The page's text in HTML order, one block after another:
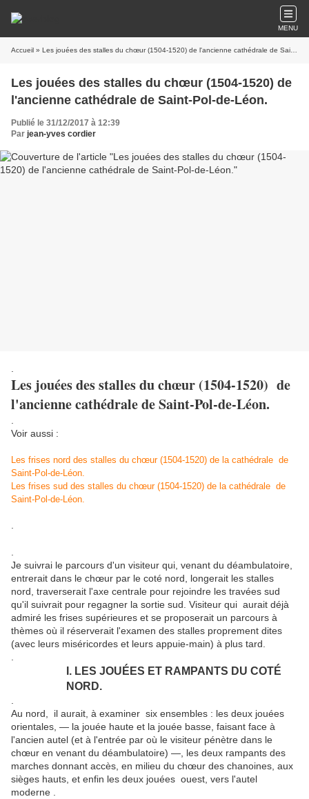
MENU
Accueil » Les jouées des stalles du chœur (1504-1520) de l'ancienne cathédrale de Saint-Pol-de-Léon.
Les jouées des stalles du chœur (1504-1520) de
l'ancienne cathédrale de Saint-Pol-de-Léon.
Publié le 31/12/2017 à 12:39
Par jean-yves cordier
Les jouées des stalles du chœur (1504-1520) de
l'ancienne cathédrale de Saint-Pol-de-Léon.
Voir aussi :
Les frises nord des stalles du chœur (1504-1520) de la cathédrale de
Saint-Pol-de-Léon.
Les frises sud des stalles du chœur (1504-1520) de la cathédrale de
Saint-Pol-de-Léon.
Je suivrai le parcours d'un visiteur qui, venant du déambulatoire,
entrerait dans le chœur par le coté nord, longerait les stalles
nord, traverserait l'axe centrale pour rejoindre les travées sud
qu'il suivrait pour regagner la sortie sud. Visiteur qui aurait déjà
admiré les frises supérieures et se proposerait un parcours à
thèmes où il réserverait l'examen des stalles proprement dites
(avec leurs miséricordes et leurs appuie-main) à plus tard.
I. LES JOUÉES ET RAMPANTS DU COTÉ
NORD.
Au nord, il aurait, à examiner six ensembles : les deux jouées
orientales, — la jouée haute et la jouée basse, faisant face à
l'ancien autel (et à l'entrée par où le visiteur pénètre dans le
chœur en venant du déambulatoire) —, les deux rampants des
marches donnant accès, en milieu du chœur des chanoines, aux
sièges hauts, et enfin les deux jouées ouest, vers l'autel
moderne .